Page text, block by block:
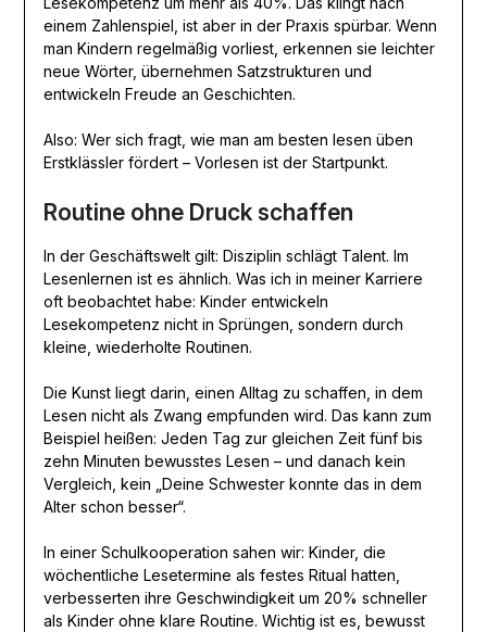
einem Zahlenspiel, ist aber in der Praxis spürbar. Wenn
man Kindern regelmäßig vorliest, erkennen sie leichter
neue Wörter, übernehmen Satzstrukturen und
entwickeln Freude an Geschichten.
Also: Wer sich fragt, wie man am besten lesen üben
Erstklässler fördert – Vorlesen ist der Startpunkt.
Routine ohne Druck schaffen
In der Geschäftswelt gilt: Disziplin schlägt Talent. Im
Lesenlernen ist es ähnlich. Was ich in meiner Karriere
oft beobachtet habe: Kinder entwickeln
Lesekompetenz nicht in Sprüngen, sondern durch
kleine, wiederholte Routinen.
Die Kunst liegt darin, einen Alltag zu schaffen, in dem
Lesen nicht als Zwang empfunden wird. Das kann zum
Beispiel heißen: Jeden Tag zur gleichen Zeit fünf bis
zehn Minuten bewusstes Lesen – und danach kein
Vergleich, kein „Deine Schwester konnte das in dem
Alter schon besser“.
In einer Schulkooperation sahen wir: Kinder, die
wöchentliche Lesetermine als festes Ritual hatten,
verbesserten ihre Geschwindigkeit um 20% schneller
als Kinder ohne klare Routine. Wichtig ist es, bewusst